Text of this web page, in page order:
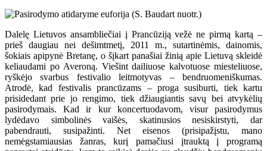
Dalelę Lietuvos ansambliečiai į Prancūziją vežė ne pirmą kartą –
prieš daugiau nei dešimtmetį, 2011 m., sutartinėmis, dainomis,
šokiais apipynė Bretanę, o šįkart panašiai žinią apie Lietuvą skleidė
keliaudami po Averoną. Viešint dailiuose kalvotuose miesteliuose,
ryškėjo svarbus festivalio leitmotyvas – bendruomeniškumas.
Atrodė, kad festivalis prancūzams – proga susiburti, tiek kartu
prisidedant prie jo rengimo, tiek džiaugiantis savų bei atvykėlių
pasirodymais. Kad ir kur koncertuodavom, visur pasirodymus
lydėdavo simbolinės vaišės, skatinusios nesiskirstyti, dar
pabendrauti, susipažinti. Net eisenos (prisipažįstu, mano
nemėgstamiausias žanras, kurį pamačiusi įtrauktą į programą